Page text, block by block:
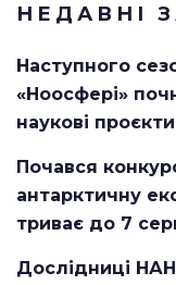
НЕДАВНІ
Наступного
«Ноосфері»
наукові проєкти
Почався
антарктичну
триває до 7
Дослідниці